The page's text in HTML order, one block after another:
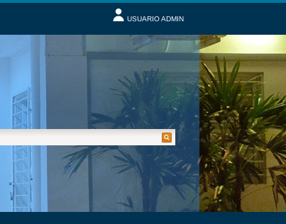
USUARIO ADMIN